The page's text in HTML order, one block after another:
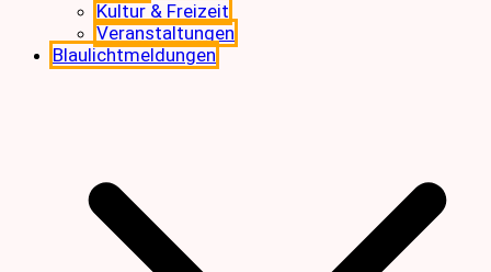
Kultur & Freizeit
Veranstaltungen
Blaulichtmeldungen